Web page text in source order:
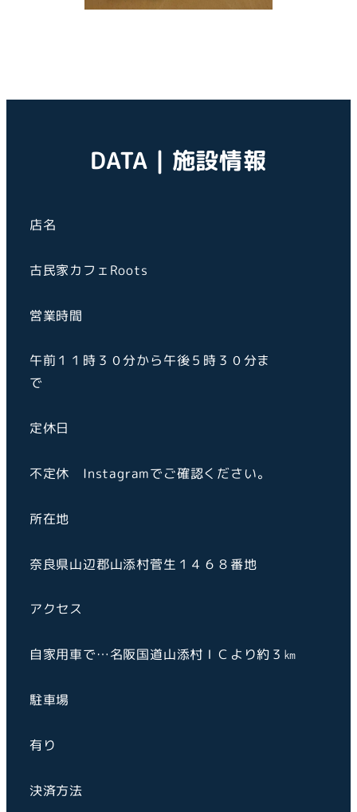
DATA | 施設情報
店名
古民家カフェRoots
営業時間
午前１１時３０分から午後５時３０分ま
で
定休日
不定休 Instagramでご確認ください。
所在地
奈良県山辺郡山添村菅生１４６８番地
アクセス
自家用車で…名阪国道山添村ＩＣより約３㎞
駐車場
有り
決済方法